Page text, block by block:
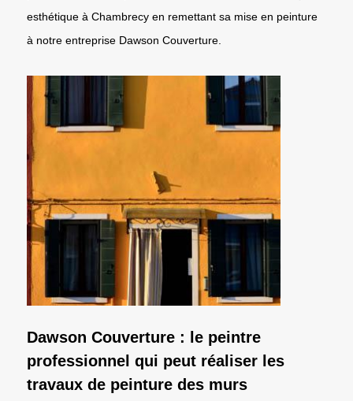
esthétique à Chambrecy en remettant sa mise en peinture
à notre entreprise Dawson Couverture.
Dawson Couverture : le peintre
professionnel qui peut réaliser les
travaux de peinture des murs